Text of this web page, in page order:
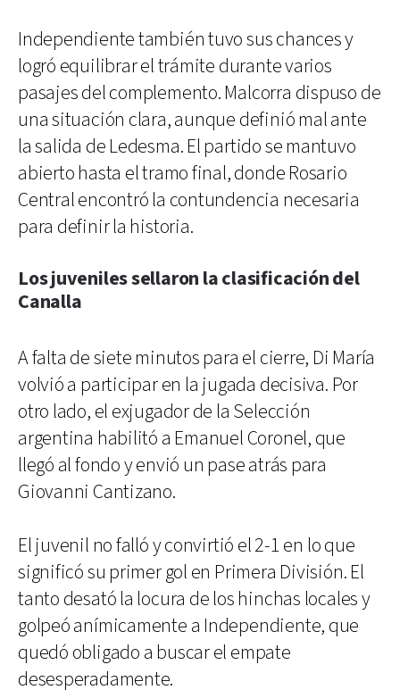
Independiente también tuvo sus chances y
logró equilibrar el trámite durante varios
pasajes del complemento. Malcorra dispuso de
una situación clara, aunque definió mal ante
la salida de Ledesma. El partido se mantuvo
abierto hasta el tramo final, donde Rosario
Central encontró la contundencia necesaria
para definir la historia.
Los juveniles sellaron la clasificación del
Canalla
A falta de siete minutos para el cierre, Di María
volvió a participar en la jugada decisiva. Por
otro lado, el exjugador de la Selección
argentina habilitó a Emanuel Coronel, que
llegó al fondo y envió un pase atrás para
Giovanni Cantizano.
El juvenil no falló y convirtió el 2-1 en lo que
significó su primer gol en Primera División. El
tanto desató la locura de los hinchas locales y
golpeó anímicamente a Independiente, que
quedó obligado a buscar el empate
desesperadamente.